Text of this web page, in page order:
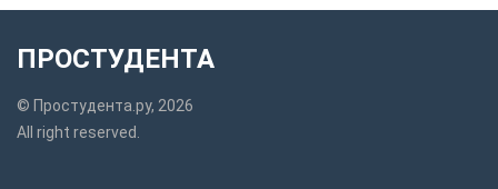
ПРОСТУДЕНТА
© Простудента.ру, 2026
All right reserved.